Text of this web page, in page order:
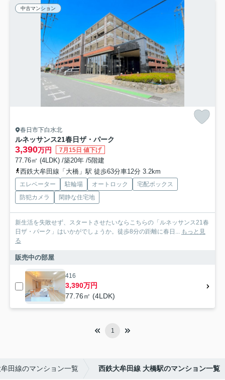
中古マンション
春日市下白水北
ルネッサンス21春日ザ・パーク
3,390万円 7月15日 値下げ
77.76㎡ (4LDK) /築20年 /5階建
西鉄大牟田線「大橋」駅 徒歩63分車12分 3.2km
エレベーター 駐輪場 オートロック
宅配ボックス
防犯カメラ
閑静な住宅地
新生活を失敗せず、スタートさせたいならこちらの「ルネッサンス21春
日ザ・パーク」はいかがでしょうか。徒歩8分の距離に春日... もっと見
る
販売中の部屋
416
3,390万円
77.76㎡ (4LDK)
1
田線のマンション一覧 西鉄大牟田線 大橋駅のマンション一覧